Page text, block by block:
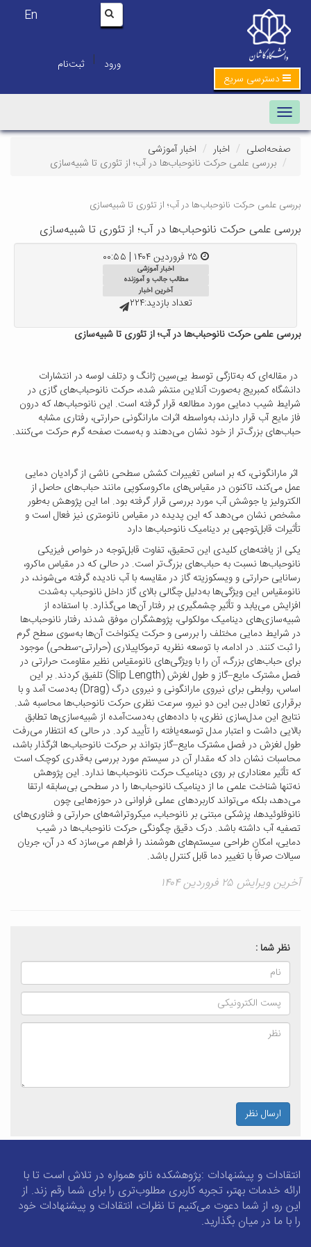
En
ورود | ثبت‌نام
دسترسی سریع
Toggle navigation
صفحه‌اصلی اخبار
اخبار آموزشی
بررسی علمی حرکت نانوحباب‌ها در آب؛ از تئوری تا شبیه‌سازی
بررسی علمی حرکت نانوحباب‌ها در آب؛ از تئوری تا شبیه‌سازی
بررسی علمی حرکت نانوحباب‌ها در آب؛ از تئوری تا شبیه‌سازی
اخبار آموزشی
مطالب جالب و آموزنده
آخرین اخبار
تعداد بازدید:۲۲۴
بررسی علمی حرکت نانوحباب‌ها در آب؛ از تئوری تا شبیه‌سازی
در مقاله‌ای که به‌تازگی توسط یی‌سین ژانگ و دِتلف لوسه در انتشارات
دانشگاه کمبریج به‌صورت آنلاین منتشر شده، حرکت نانوحباب‌های گازی در
شرایط شیب دمایی مورد مطالعه قرار گرفته است. این نانوحباب‌ها، که درون
فاز مایع آب قرار دارند، به‌واسطه اثرات مارانگونی حرارتی، رفتاری مشابه
حباب‌های بزرگ‌تر از خود نشان می‌دهند و به‌سمت صفحه گرم حرکت می‌کنند.
اثر مارانگونی، که بر اساس تغییرات کشش سطحی ناشی از گرادیان دمایی
عمل می‌کند، تاکنون در مقیاس‌های ماکروسکوپی مانند حباب‌های حاصل از
الکترولیز یا جوشش آب مورد بررسی قرار گرفته بود. اما این پژوهش به‌طور
مشخص نشان می‌دهد که این پدیده در مقیاس نانومتری نیز فعال است و
تأثیرات قابل‌توجهی بر دینامیک نانوحباب‌ها دارد
یکی از یافته‌های کلیدی این تحقیق، تفاوت قابل‌توجه در خواص فیزیکی
نانوحباب‌ها نسبت به حباب‌های بزرگ‌تر است. در حالی که در مقیاس ماکرو،
رسانایی حرارتی و ویسکوزیته گاز در مقایسه با آب نادیده گرفته می‌شوند، در
نانومقیاس این ویژگی‌ها به‌دلیل چگالی بالای گاز داخل نانوحباب به‌شدت
افزایش می‌یابد و تأثیر چشمگیری بر رفتار آن‌ها می‌گذارد. با استفاده از
شبیه‌سازی‌های دینامیک مولکولی، پژوهشگران موفق شدند رفتار نانوحباب‌ها
در شرایط دمایی مختلف را بررسی و حرکت یکنواخت آن‌ها به‌سوی سطح گرم
را ثبت کنند. در ادامه، با توسعه نظریه ترموکاپیلاری (حرارتی-سطحی) موجود
برای حباب‌های بزرگ، آن را با ویژگی‌های نانومقیاس نظیر مقاومت حرارتی در
فصل مشترک مایع–گاز و طول لغزش (Slip Length) تلفیق کردند. بر این
اساس، روابطی برای نیروی مارانگونی و نیروی درگ (Drag) به‌دست آمد و با
برقراری تعادل بین این دو نیرو، سرعت نظری حرکت نانوحباب‌ها محاسبه شد.
نتایج این مدل‌سازی نظری، با داده‌های به‌دست‌آمده از شبیه‌سازی‌ها تطابق
بالایی داشت و اعتبار مدل توسعه‌یافته را تأیید کرد. در حالی که انتظار می‌رفت
طول لغزش در فصل مشترک مایع–گاز بتواند بر حرکت نانوحباب‌ها اثرگذار باشد،
محاسبات نشان داد که مقدار آن در سیستم مورد بررسی به‌قدری کوچک است
که تأثیر معناداری بر روی دینامیک حرکت نانوحباب‌ها ندارد. این پژوهش
نه‌تنها شناخت علمی ما از دینامیک نانوحباب‌ها را در سطحی بی‌سابقه ارتقا
می‌دهد، بلکه می‌تواند کاربردهای عملی فراوانی در حوزه‌هایی چون
نانوفلوئیدها، پزشکی مبتنی بر نانوحباب، میکروتراشه‌های حرارتی و فناوری‌های
تصفیه آب داشته باشد. درک دقیق چگونگی حرکت نانوحباب‌ها در شیب
دمایی، امکان طراحی سیستم‌های هوشمند را فراهم می‌سازد که در آن، جریان
سیالات صرفاً با تغییر دما قابل کنترل باشد.
آخرین ویرایش ۲۵ فروردین ۱۴۰۴
نظر شما :
ارسال نظر
انتقادات و پیشنهادات :پژوهشکده نانو همواره در تلاش است تا با
ارائه خدمات بهتر، تجربه کاربری مطلوب‌تری را برای شما رقم زند. از
این رو، از شما دعوت می‌کنیم تا نظرات، انتقادات و پیشنهادات خود
را با ما در میان بگذارید.